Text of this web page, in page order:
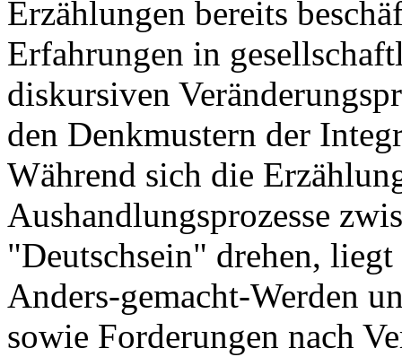
Erzählungen bereits
Erfahrungen in
diskursiven
den Denkmustern der
Während sich die
Aushandlungsprozesse
"Deutschsein" drehen,
Anders-gemacht-Werden
sowie Forderungen nach